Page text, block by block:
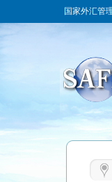
国家外汇管